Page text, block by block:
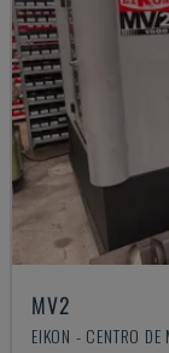
MV2
EIKON - CENTRO